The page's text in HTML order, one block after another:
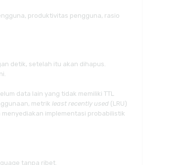
produktivitas pengguna, rasio
detik, setelah itu akan dihapus.
data lain yang tidak memiliki TTL
metrik least recently used (LRU)
implementasi probabilistik
tanpa ribet.